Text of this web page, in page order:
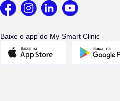
Baixe o app do My Smart Clinic